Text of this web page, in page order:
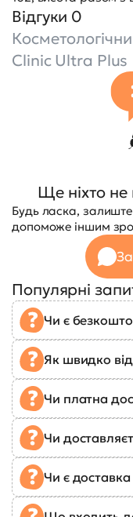
Відгуки 0
Clinic Ultra Plus
Ще ніхто
Будь ласка,
допоможе іншим
Популярні
Чи є
Як швидко
Чи платна
Чи
Чи є